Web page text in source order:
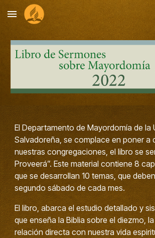
Skip to main content
El Departamento de Mayordomía de la
Salvadoreña, se complace en poner a
nuestras congregaciones, el libro se
Proveerá”. Este material contiene 8
que se desarrollan 10 temas, que
segundo sábado de cada mes.
El libro, abarca el estudio detallado y
que enseña la Biblia sobre el diezmo,
relación directa con nuestra vida